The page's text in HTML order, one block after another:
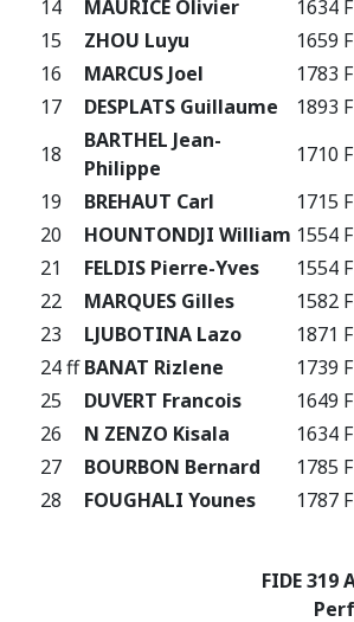
14
MAURICE Olivier 1634 F
15
ZHOU Luyu 1659 F
16
MARCUS Joel 1783 F
17
DESPLATS Guillaume 1893 F
18
BARTHEL Jean-
Philippe
1710 F
19
BREHAUT Carl 1715 F
20
HOUNTONDJI William 1554 F
21
FELDIS Pierre-Yves 1554 F
22
MARQUES Gilles 1582 F
23
LJUBOTINA Lazo 1871 F
24ff BANAT Rizlene 1739 F
25
DUVERT Francois 1649 F
26
N ZENZO Kisala 1634 F
27
BOURBON Bernard 1785 F
28
FOUGHALI Younes 1787 F
FIDE 319